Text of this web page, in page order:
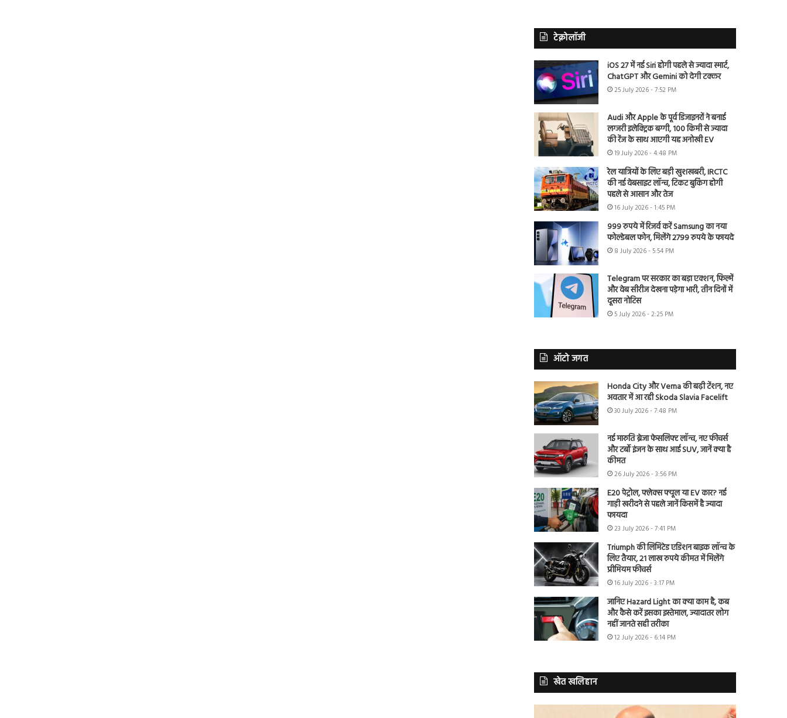
टेक्नोलॉजी
iOS 27 में नई Siri होगी पहले से ज्यादा स्मार्ट,
ChatGPT और Gemini को देगी टक्कर
25 July 2026 - 7:52 PM
Audi और Apple के पूर्व डिजाइनरों ने बनाई
लग्जरी इलेक्ट्रिक बग्गी, 100 किमी से ज्यादा
की रेंज के साथ आएगी यह अनोखी EV
19 July 2026 - 4:48 PM
रेल यात्रियों के लिए बड़ी खुशखबरी, IRCTC
की नई वेबसाइट लॉन्च, टिकट बुकिंग होगी
पहले से आसान और तेज
16 July 2026 - 1:45 PM
999 रुपये में रिजर्व करें Samsung का नया
फोल्डेबल फोन, मिलेंगे 2799 रुपये के फायदे
8 July 2026 - 5:54 PM
Telegram पर सरकार का बड़ा एक्शन, फिल्में
और वेब सीरीज देखना पड़ेगा भारी, तीन दिनों में
दूसरा नोटिस
5 July 2026 - 2:25 PM
ऑटो जगत
Honda City और Verna की बढ़ी टेंशन, नए
अवतार में आ रही Skoda Slavia Facelift
30 July 2026 - 7:48 PM
नई मारुति ब्रेजा फेसलिफ्ट लॉन्च, नए फीचर्स
और टर्बो इंजन के साथ आई SUV, जानें क्या है
कीमत
26 July 2026 - 3:56 PM
E20 पेट्रोल, फ्लेक्स फ्यूल या EV कार? नई
गाड़ी खरीदने से पहले जानें किसमें है ज्यादा
फायदा
23 July 2026 - 7:41 PM
Triumph की लिमिटेड एडिशन बाइक लॉन्च के
लिए तैयार, 21 लाख रुपये कीमत में मिलेंगे
प्रीमियम फीचर्स
16 July 2026 - 3:17 PM
जानिए Hazard Light का क्या काम है, कब
और कैसे करें इसका इस्तेमाल, ज्यादातर लोग
नहीं जानते सही तरीका
12 July 2026 - 6:14 PM
खेत खलिहान